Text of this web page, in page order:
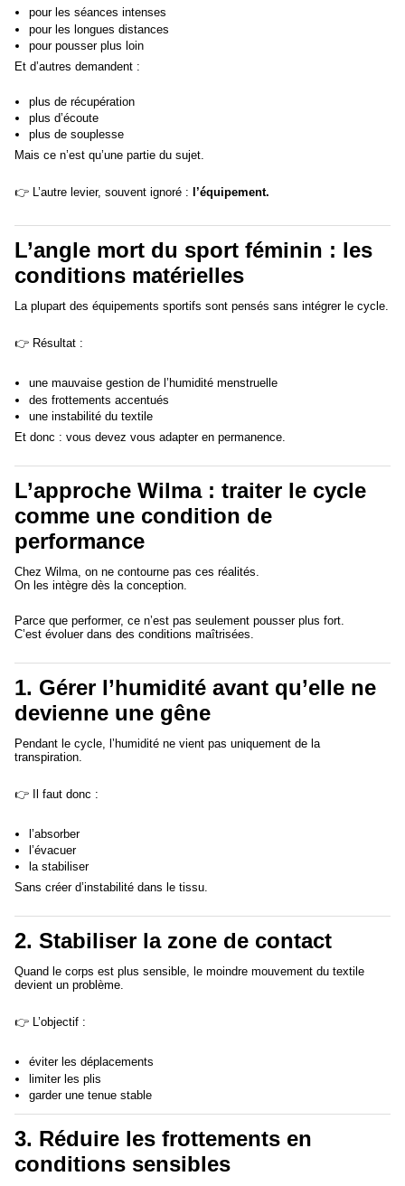
pour les séances intenses
pour les longues distances
pour pousser plus loin
Et d’autres demandent :
plus de récupération
plus d’écoute
plus de souplesse
Mais ce n’est qu’une partie du sujet.
👉 L’autre levier, souvent ignoré : l’équipement.
L’angle mort du sport féminin : les
conditions matérielles
La plupart des équipements sportifs sont pensés sans intégrer le cycle.
👉 Résultat :
une mauvaise gestion de l’humidité menstruelle
des frottements accentués
une instabilité du textile
Et donc : vous devez vous adapter en permanence.
L’approche Wilma : traiter le cycle
comme une condition de
performance
Chez Wilma, on ne contourne pas ces réalités.
On les intègre dès la conception.
Parce que performer, ce n’est pas seulement pousser plus fort.
C’est évoluer dans des conditions maîtrisées.
1. Gérer l’humidité avant qu’elle ne
devienne une gêne
Pendant le cycle, l’humidité ne vient pas uniquement de la
transpiration.
👉 Il faut donc :
l’absorber
l’évacuer
la stabiliser
Sans créer d’instabilité dans le tissu.
2. Stabiliser la zone de contact
Quand le corps est plus sensible, le moindre mouvement du textile
devient un problème.
👉 L’objectif :
éviter les déplacements
limiter les plis
garder une tenue stable
3. Réduire les frottements en
conditions sensibles